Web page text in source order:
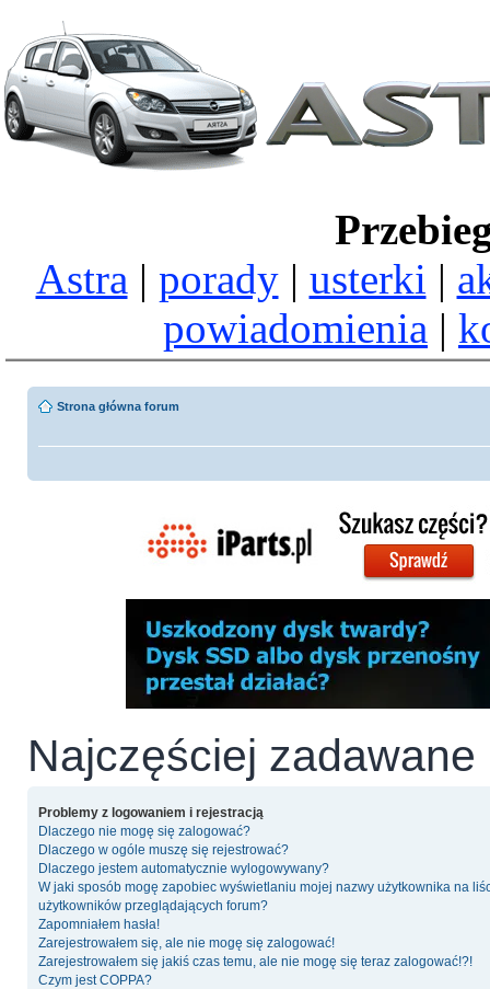
Astra | porady| usterki |
powiadomienia |
Strona główna forum
Najczęściej zadawane
Problemy z logowaniem i rejestracją
Dlaczego nie mogę się zalogować?
Dlaczego w ogóle muszę się rejestrować?
Dlaczego jestem automatycznie wylogowywany?
W jaki sposób mogę zapobiec wyświetlaniu mojej nazwy użytkownika na
użytkowników przeglądających forum?
Zapomniałem hasła!
Zarejestrowałem się, ale nie mogę się zalogować!
Zarejestrowałem się jakiś czas temu, ale nie mogę się teraz zalogować!?!
Czym jest COPPA?